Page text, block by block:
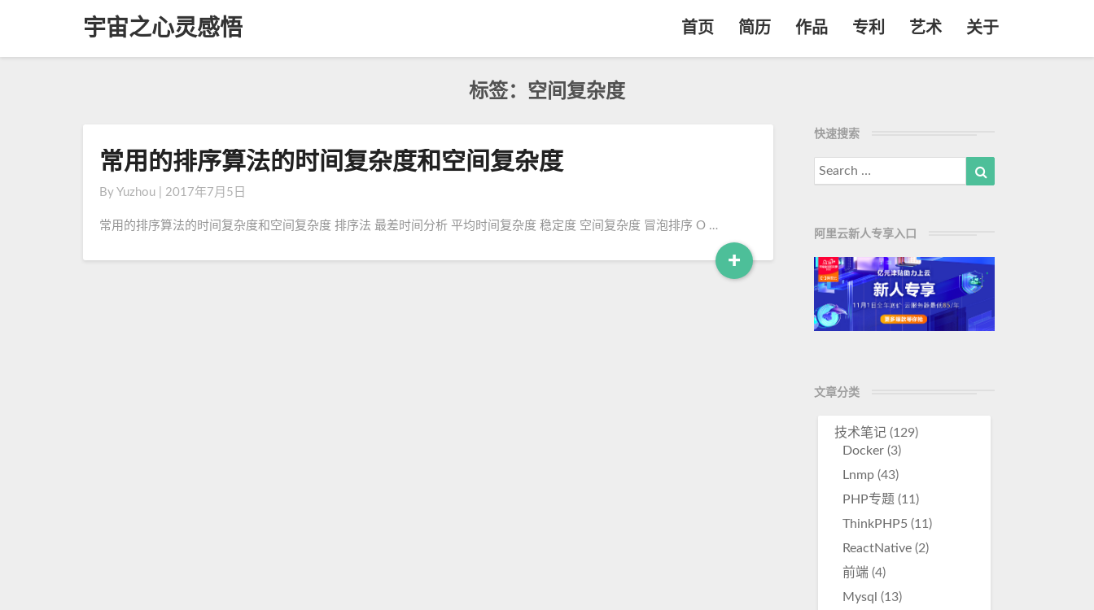
宇宙之心灵感悟 首页 简历 作品 专利 艺术 关于
标签：空间复杂度
常
的
排
算
常用的排序算法的时间复杂度和空间复杂度
By Yuzhou 2017年7月5日
常用的排序算法的时间复杂度和空间复杂度 排序法 最差时间分析 平均时间复杂度 稳定度 空间复杂度 冒泡排序 O …
+ R
e
快速搜索
Search
for:
阿里云新人专享入口
文章分类
技术笔记(129)
Docker(3)
Lnmp(43)
PHP专题 (11)
ThinkPHP5(11)
ReactNative(2)
前端(4)
Mysql (13)